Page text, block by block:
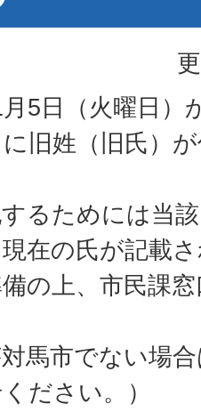
5日（火曜日）
旧姓（旧氏）
するためには当
在の氏が記載
の上、市民課
対馬市でない場
ださい。）